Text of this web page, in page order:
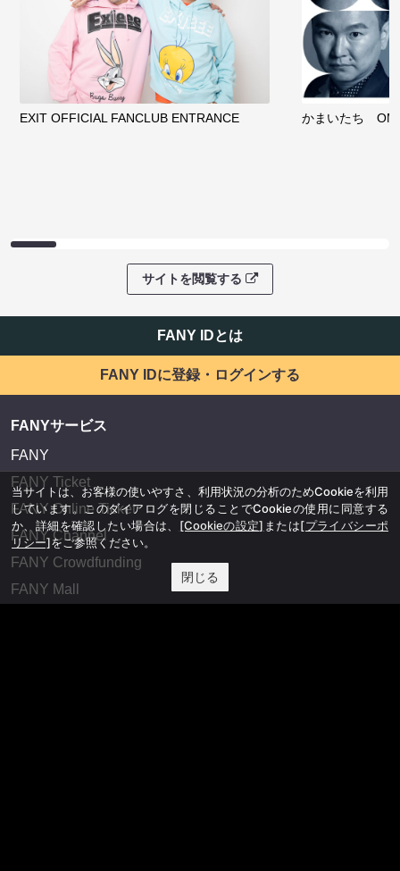
EXIT OFFICIAL FANCLUB ENTRANCE かまいたち
サイトを閲覧する
FANY IDとは
FANY IDに登録・ログインする
FANYサービス
FANY
FANY Ticket
FANY Online Ticket
FANY Channel
FANY Crowdfunding
FANY Mall
当サイトは、お客様の使いやすさ、利用状況の分析のためCookieを利用
しています。このダイアログを閉じることでCookieの使用に同意する
か、詳細を確認したい場合は、 [Cookieの設定] または[プライバシーポ
リシー]をご参照ください。
閉じる